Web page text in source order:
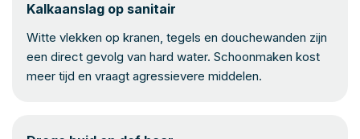
Kalkaanslag op sanitair
Witte vlekken op kranen, tegels en douchewanden zijn
een direct gevolg van hard water. Schoonmaken kost
meer tijd en vraagt agressievere middelen.